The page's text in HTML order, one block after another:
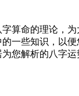
算命的理论，
一些知识，以
您解析的八字